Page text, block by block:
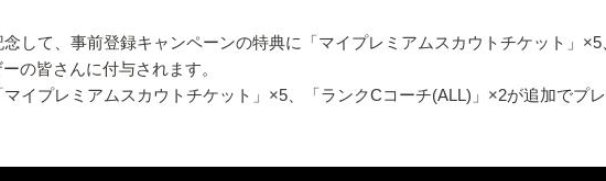
して、事前登録キャンペーンの特典に「マイプレミアムスカウトチケット」
の皆さんに付与されます。
イプレミアムスカウトチケット」×5、「ランクCコーチ(ALL)」×2が追加でプレ